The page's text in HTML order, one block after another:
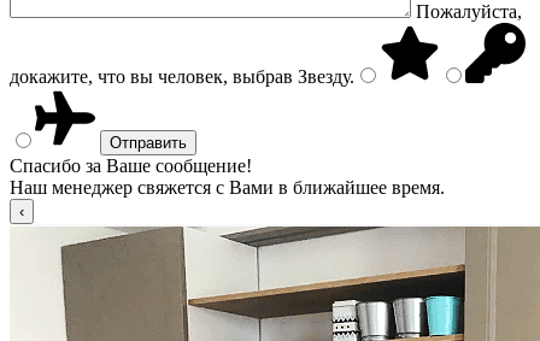
Пожалуйста,
докажите, что вы человек, выбрав Звезду.
Спасибо за Ваше сообщение!
Наш менеджер свяжется с Вами в ближайшее время.